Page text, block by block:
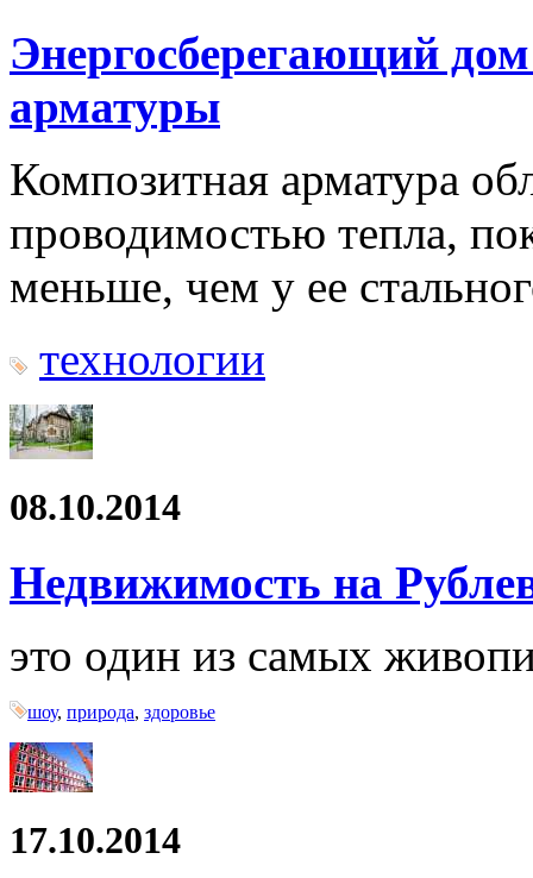
Энергосберегающий
арматуры
Композитная арматура
проводимостью тепла,
меньше, чем у ее
технологии
08.10.2014
Недвижимость на
это один из самых
шоу, природа, здоровье
17.10.2014